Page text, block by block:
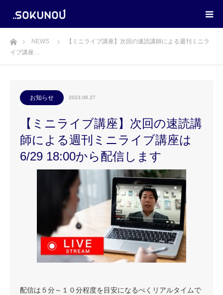
ホームNEWS
【ミニライブ講座】次回の速読講師による週刊ミニラ
イブ講座…
お知らせ 2023.06.27
【ミニライブ講座】次回の速読講
師による週刊ミニライブ講座は
6/29 18:00から配信します
配信は５分～１０分程度を目安になるべくリアルタイムで